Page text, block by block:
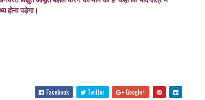
होना पड़ेगा।
Facebook Twitter Google+